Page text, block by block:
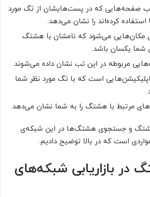
صفحه‌هایی که در پست‌هایشان از تگ مورد
کرده‌اند را نشان می‌دهد.
مکان‌هایی می‌شود که نامشان با هشتگ
شما یکسان باشد.
مربوطه در این تب نشان داده می‌شوند.
است که با تگ مورد نظر شما
مرتبط با هشتگ را به شما نشان می‌دهد.
و جستجوی هشتگ‌ها در این شبکه‌ی
است که در بالا توضیح دادیم.
در بازاریابی شبکه‌های